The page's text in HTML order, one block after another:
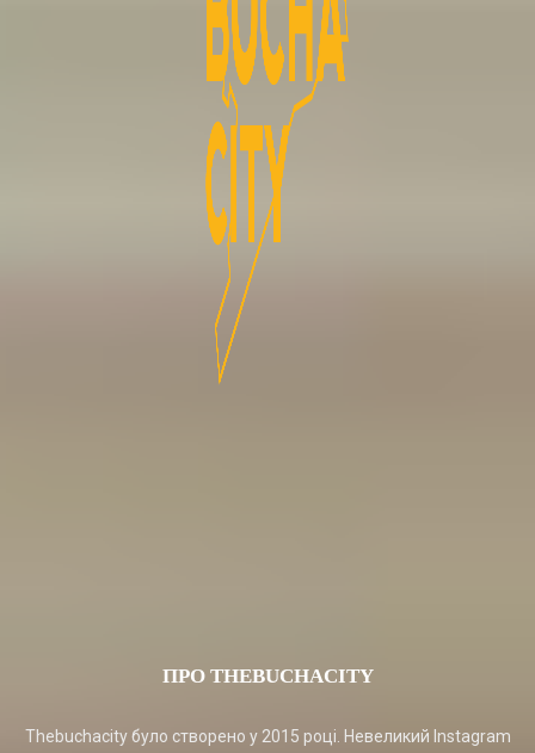
ПРО THEBUCHACITY
Thebuchacity було створено у 2015 році. Невеликий Instagram